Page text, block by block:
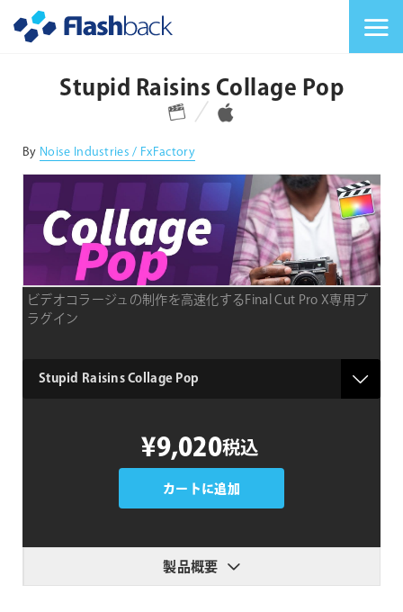
Stupid Raisins Collage Pop
対応プラットフォーム 対応OS
By Noise Industries / FxFactory
ビデオコラージュの制作を高速化するFinal Cut Pro X専用プ
ラグイン
type
¥9,020税込
カートに追加
製品概要